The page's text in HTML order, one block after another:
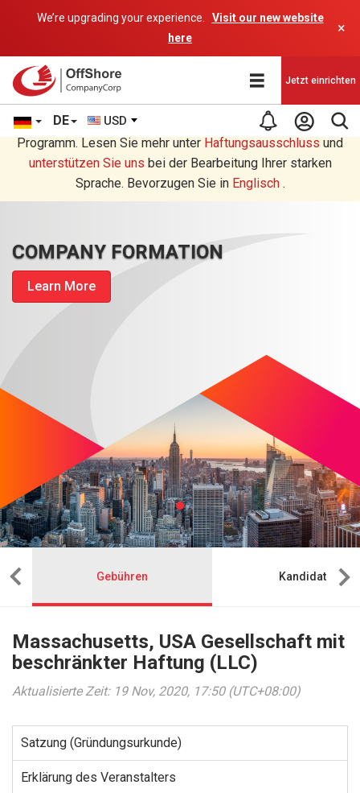
We’re upgrading your experience.
Visit our new website
here
×
DE USD
Jetzt einrichten
Sie lesen eine Deutsche Übersetzung durch ein AI-
Programm. Lesen Sie mehr unter Haftungsausschluss und
unterstützen Sie uns bei der Bearbeitung Ihrer starken
Sprache. Bevorzugen Sie in Englisch.
COMPANY FORMATION
Learn More
Gebühren Kandidat
Massachusetts, USA Gesellschaft mit
beschränkter Haftung (LLC)
Aktualisierte Zeit: 19 Nov, 2020, 17:50 (UTC+08:00)
Satzung (Gründungsurkunde)
Erklärung des Veranstalters